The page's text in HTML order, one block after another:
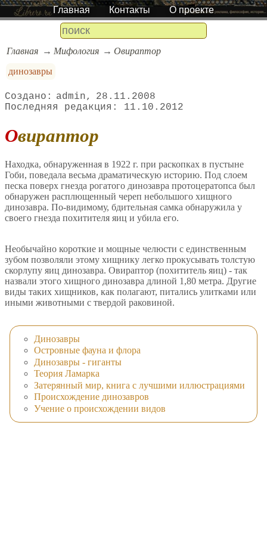
Главная Контакты О проекте
Главная Мифология
Овираптор
динозавры
admin
28.11.2008
11.10.2012
Овираптор
Находка, обнаруженная в 1922 г. при раскопках в пустыне
Гоби, поведала весьма драматическую историю. Под слоем
песка поверх гнезда рогатого динозавра протоцератопса был
обнаружен расплющенный череп небольшого хищного
динозавра. По-видимому, бдительная самка обнаружила у
своего гнезда похитителя яиц и убила его.
Необычайно короткие и мощные челюсти с единственным
зубом позволяли этому хищнику легко прокусывать толстую
скорлупу яиц динозавра. Овираптор (похититель яиц) - так
назвали этого хищного динозавра длиной 1,80 метра. Другие
виды таких хищников, как полагают, питались улитками или
иными животными с твердой раковиной.
Динозавры
Островные фауна и флора
Динозавры - гиганты
Теория Ламарка
Затерянный мир, книга с лучшими иллюстрациями
Происхождение динозавров
Учение о происхождении видов